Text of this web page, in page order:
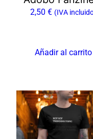
2,50€ (IVA
Añadir al carrito